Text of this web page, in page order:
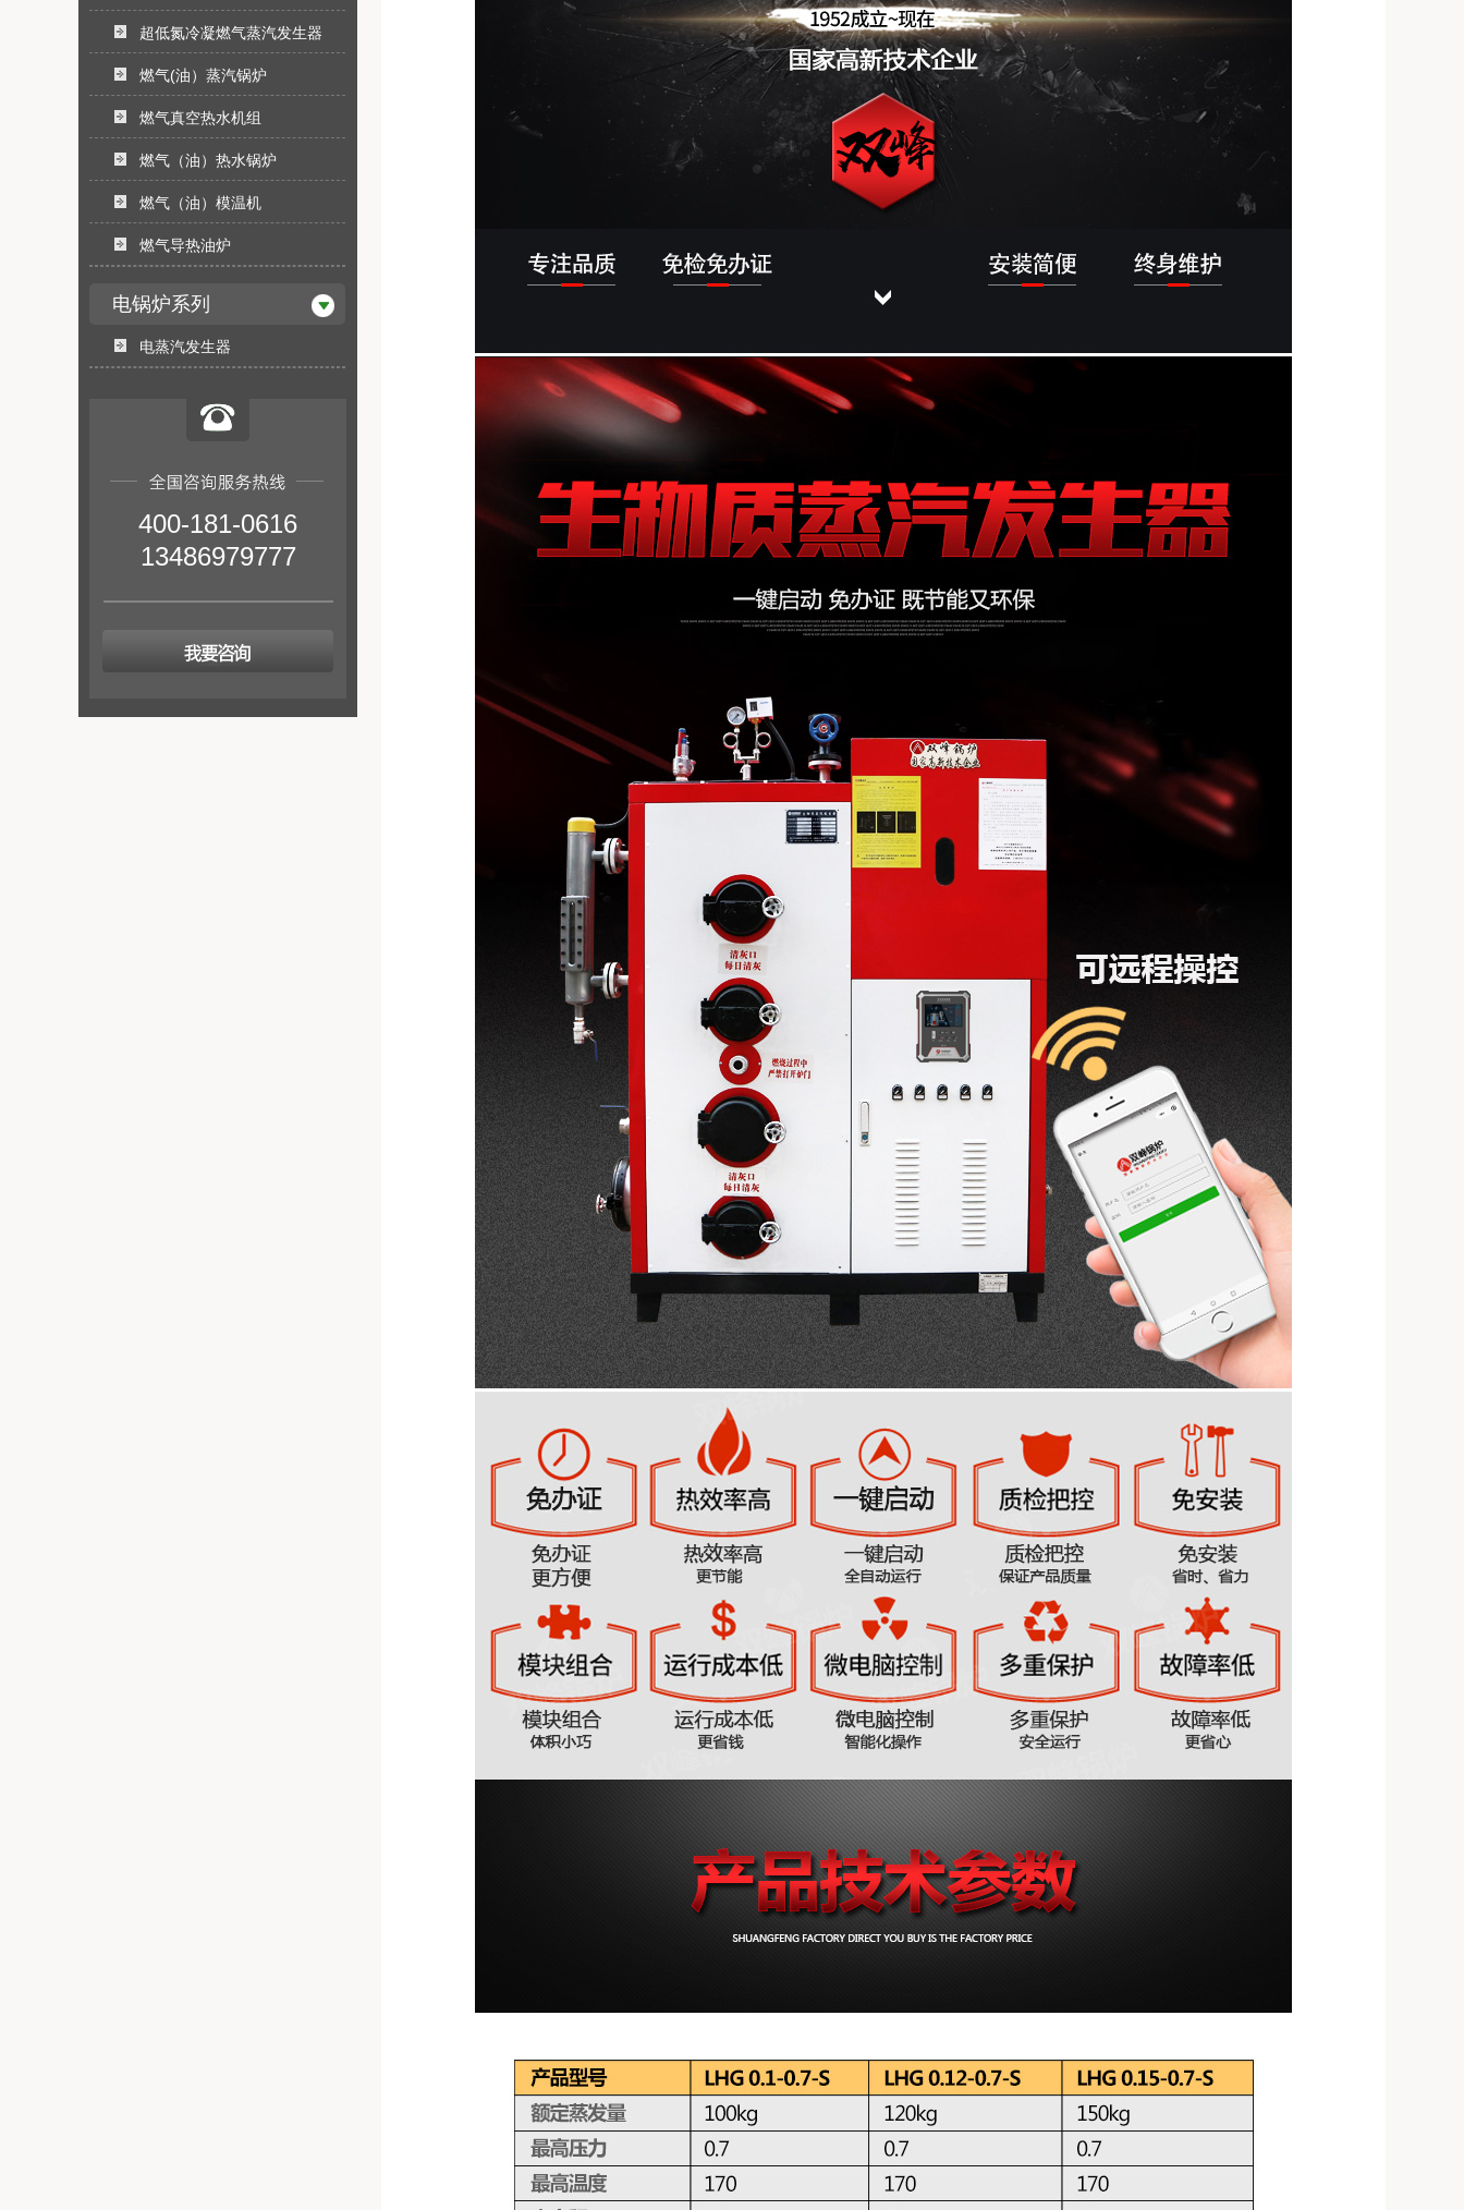
超低氮冷凝燃气蒸汽发生器
燃气(油）蒸汽锅炉
燃气真空热水机组
燃气（油）热水锅炉
燃气（油）模温机
燃气导热油炉
电锅炉系列
电蒸汽发生器
400-181-0616
13486979777